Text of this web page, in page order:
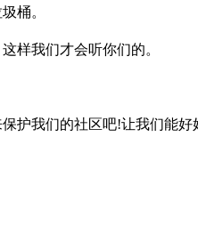
桶。
样我们才会听你们的。
护我们的社区吧!让我们能好